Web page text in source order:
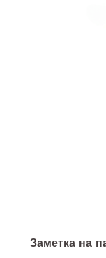
Заметка на